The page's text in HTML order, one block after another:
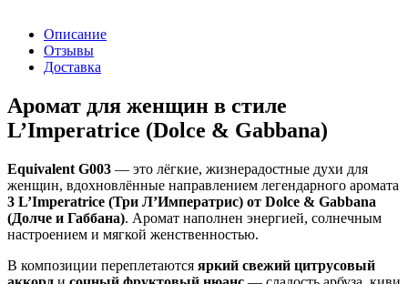
Описание
Отзывы
Доставка
Аромат для женщин в стиле
L’Imperatrice (Dolce & Gabbana)
Equivalent G003 — это лёгкие, жизнерадостные духи для
женщин, вдохновлённые направлением легендарного аромата
3 L’Imperatrice (Три Л’Императрис) от Dolce & Gabbana
(Долче и Габбана). Аромат наполнен энергией, солнечным
настроением и мягкой женственностью.
В композиции переплетаются яркий свежий цитрусовый